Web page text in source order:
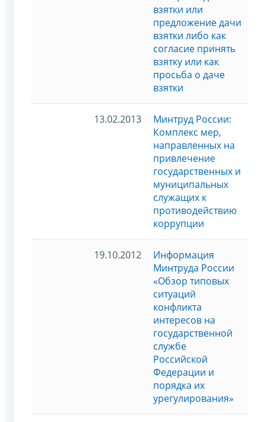
взятки или
предложение дачи
взятки либо как
согласие принять
взятку или как
просьба о даче
взятки
13.02.2013
Минтруд России:
Комплекс мер,
направленных на
привлечение
государственных и
муниципальных
служащих к
противодействию
коррупции
19.10.2012
Информация
Минтруда России
«Обзор типовых
ситуаций
конфликта
интересов на
государственной
службе
Российской
Федерации и
порядка их
урегулирования»